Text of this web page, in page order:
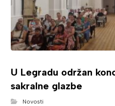
U Legradu održan
sakralne glazbe
Novosti